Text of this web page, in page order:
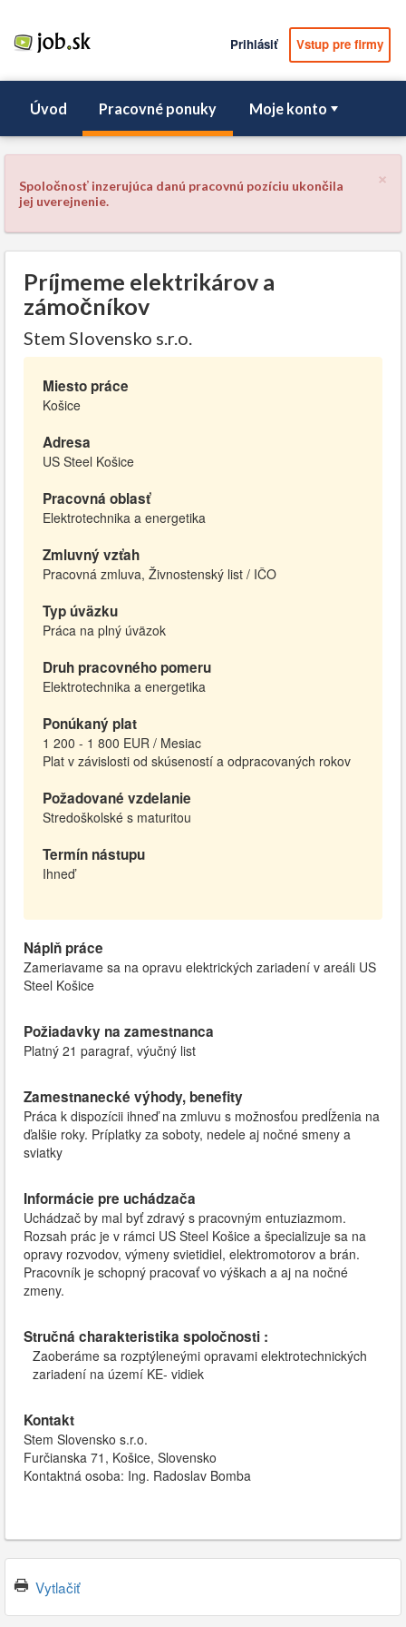
Prihlásiť Vstup pre firmy
Úvod Pracovné ponuky Moje konto
×
Spoločnosť inzerujúca danú pracovnú pozíciu ukončila
jej uverejnenie.
Príjmeme elektrikárov a
zámočníkov
Stem Slovensko s.r.o.
Miesto práce
Košice
Adresa
US Steel Košice
Pracovná oblasť
Elektrotechnika a energetika
Zmluvný vzťah
Pracovná zmluva, Živnostenský list / IČO
Typ úväzku
Práca na plný úväzok
Druh pracovného pomeru
Elektrotechnika a energetika
Ponúkaný plat
1 200 - 1 800 EUR / Mesiac
Plat v závislosti od skúseností a odpracovaných rokov
Požadované vzdelanie
Stredoškolské s maturitou
Termín nástupu
Ihneď
Náplň práce
Zameriavame sa na opravu elektrických zariadení v areáli US
Steel Košice
Požiadavky na zamestnanca
Platný 21 paragraf, výučný list
Zamestnanecké výhody, benefity
Práca k dispozícii ihneď na zmluvu s možnosťou predĺženia na
ďalšie roky. Príplatky za soboty, nedele aj nočné smeny a
sviatky
Informácie pre uchádzača
Uchádzač by mal byť zdravý s pracovným entuziazmom.
Rozsah prác je v rámci US Steel Košice a špecializuje sa na
opravy rozvodov, výmeny svietidiel, elektromotorov a brán.
Pracovník je schopný pracovať vo výškach a aj na nočné
zmeny.
Stručná charakteristika spoločnosti :
Zaoberáme sa rozptýleneými opravami elektrotechnických
zariadení na území KE- vidiek
Kontakt
Stem Slovensko s.r.o.
Furčianska 71, Košice, Slovensko
Kontaktná osoba: Ing. Radoslav Bomba
Vytlačiť